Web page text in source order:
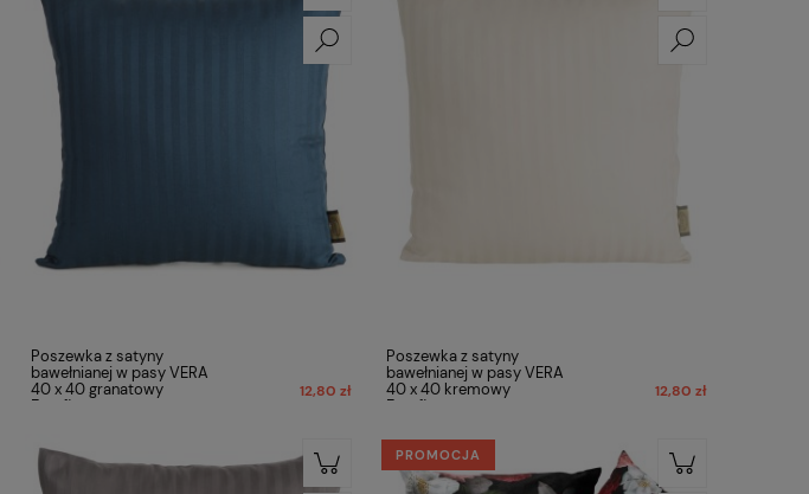
Poszewka z satyny
bawełnianej w pasy VERA
40 x 40 granatowy
Eurofirany
12,80 zł
Poszewka z satyny
bawełnianej w pasy VERA
40 x 40 kremowy
Eurofirany
12,80 zł
PROMOCJA